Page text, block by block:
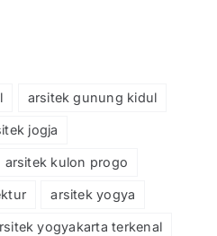
arsitek gunung kidul
jogja
arsitek kulon progo
arsitek yogya
yogyakarta terkenal